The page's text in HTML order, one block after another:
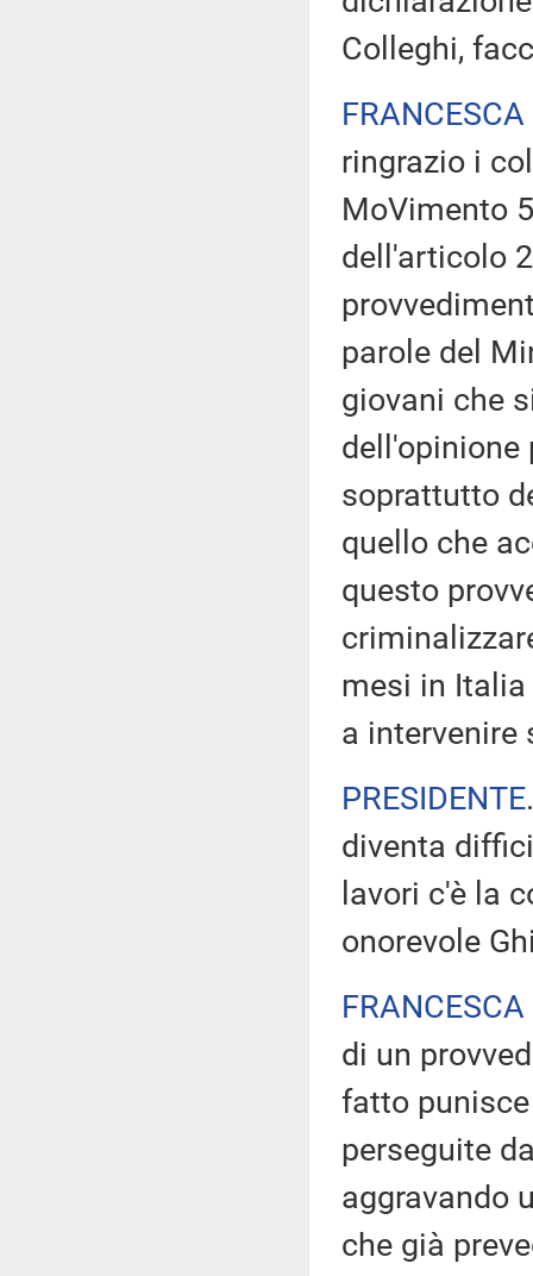
Colleghi,
ringrazio i
MoVimento
dell'articolo
parole del
giovani che
soprattutto
quello che
questo
mesi in
a
PRESIDENTE
diventa
lavori c'è la
onorevole
di un
fatto
perseguite
aggravando
che già